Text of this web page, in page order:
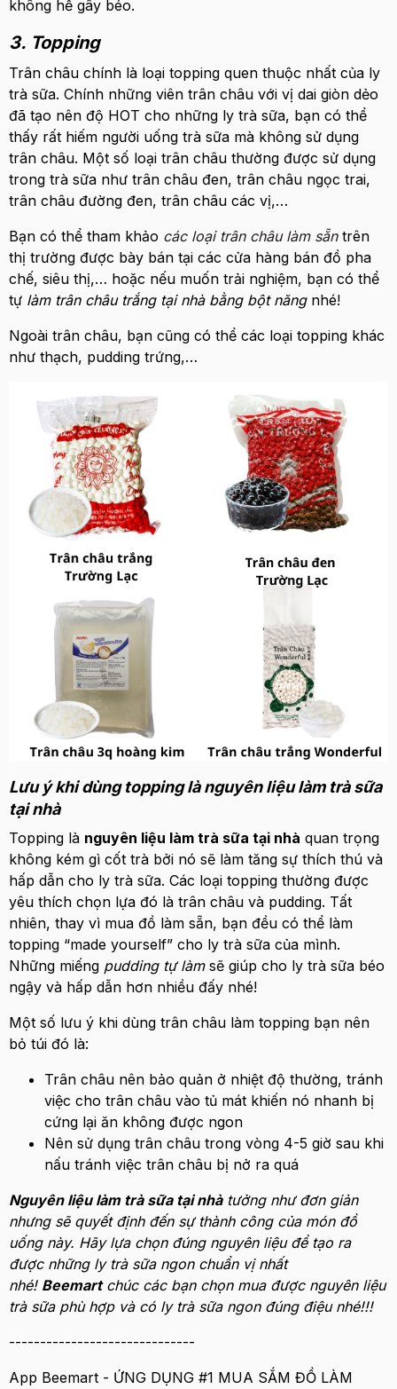
không hề gây béo.
3. Topping
Trân châu chính là loại topping quen thuộc nhất của ly
trà sữa. Chính những viên trân châu với vị dai giòn dẻo
đã tạo nên độ HOT cho những ly trà sữa, bạn có thể
thấy rất hiếm người uống trà sữa mà không sử dụng
trân châu. Một số loại trân châu thường được sử dụng
trong trà sữa như trân châu đen, trân châu ngọc trai,
trân châu đường đen, trân châu các vị,…
Bạn có thể tham khảo các loại trân châu làm sẵn trên
thị trường được bày bán tại các cửa hàng bán đồ pha
chế, siêu thị,… hoặc nếu muốn trải nghiệm, bạn có thể
tự làm trân châu trắng tại nhà bằng bột năngnhé!
Ngoài trân châu, bạn cũng có thể các loại topping khác
như thạch, pudding trứng,…
Lưu ý khi dùng topping là nguyên liệu làm trà sữa
tại nhà
Topping là nguyên liệu làm trà sữa tại nhà quan trọng
không kém gì cốt trà bởi nó sẽ làm tăng sự thích thú và
hấp dẫn cho ly trà sữa. Các loại topping thường được
yêu thích chọn lựa đó là trân châu và pudding. Tất
nhiên, thay vì mua đồ làm sẵn, bạn đều có thể làm
topping “made yourself” cho ly trà sữa của mình.
Những miếng pudding tự làmsẽ giúp cho ly trà sữa béo
ngậy và hấp dẫn hơn nhiều đấy nhé!
Một số lưu ý khi dùng trân châu làm topping bạn nên
bỏ túi đó là:
Trân châu nên bảo quản ở nhiệt độ thường, tránh
việc cho trân châu vào tủ mát khiến nó nhanh bị
cứng lại ăn không được ngon
Nên sử dụng trân châu trong vòng 4-5 giờ sau khi
nấu tránh việc trân châu bị nở ra quá
Nguyên liệu làm trà sữa tại nhàtưởng như đơn giản
nhưng sẽ quyết định đến sự thành công của món đồ
uống này. Hãy lựa chọn đúng nguyên liệu để tạo ra
được những ly trà sữa ngon chuẩn vị nhất
nhé! Beemartchúc các bạn chọn mua được nguyên liệu
trà sữa phù hợp và có ly trà sữa ngon đúng điệu nhé!!!
------------------------------
App Beemart - ỨNG DỤNG #1 MUA SẮM ĐỒ LÀM